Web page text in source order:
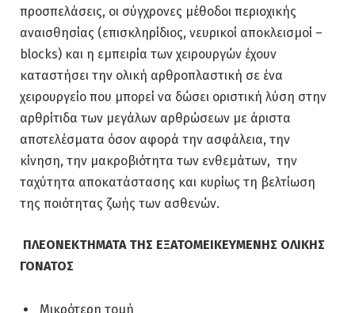
προσπελάσεις, οι σύγχρονες μέθοδοι περιοχικής
αναισθησίας (επισκληρίδιος, νευρικοί αποκλεισμοί –
blocks) και η εμπειρία των χειρουργών έχουν
καταστήσει την ολική αρθροπλαστική σε ένα
χειρουργείο που μπορεί να δώσει οριστική λύση στην
αρθρίτιδα των μεγάλων αρθρώσεων με άριστα
αποτελέσματα όσον αφορά την ασφάλεια, την
κίνηση, την μακροβιότητα των ενθεμάτων, την
ταχύτητα αποκατάστασης και κυρίως τη βελτίωση
της ποιότητας ζωής των ασθενών.
ΠΛΕΟΝΕΚΤΗΜΑΤΑ ΤΗΣ ΕΞΑΤΟΜΕΙΚΕΥΜΕΝΗΣ ΟΛΙΚΗΣ
ΓΟΝΑΤΟΣ
Μικρότερη τομή